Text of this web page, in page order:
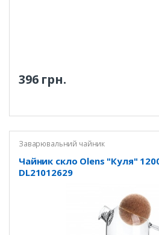
396 грн.
Заварювальний чайник
Чайник скло Olens "Куля"
DL21012629